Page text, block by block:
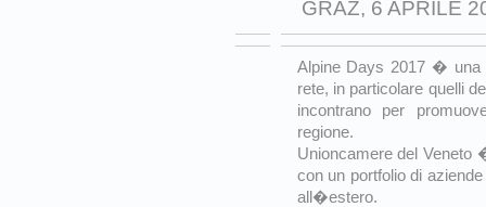
GRAZ, 6 APRILE
Alpine Days 2017 � una
rete, in particolare quelli
incontrano per
regione.
Unioncamere del
con un portfolio di
all�estero.